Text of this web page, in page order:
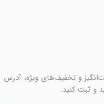
و تخفیف‌های ویژه، آدرس
و ثبت کنید.